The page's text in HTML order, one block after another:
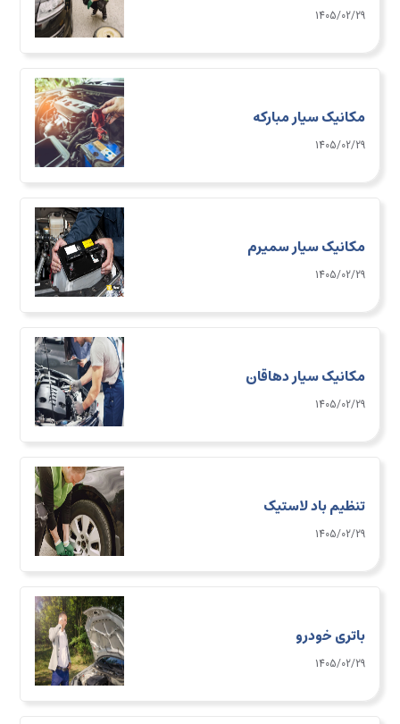
1405/02/29
مکانیک سیار مبارکه
1405/02/29
مکانیک سیار سمیرم
1405/02/29
مکانیک سیار دهاقان
1405/02/29
تنظیم باد لاستیک
1405/02/29
باتری خودرو
1405/02/29